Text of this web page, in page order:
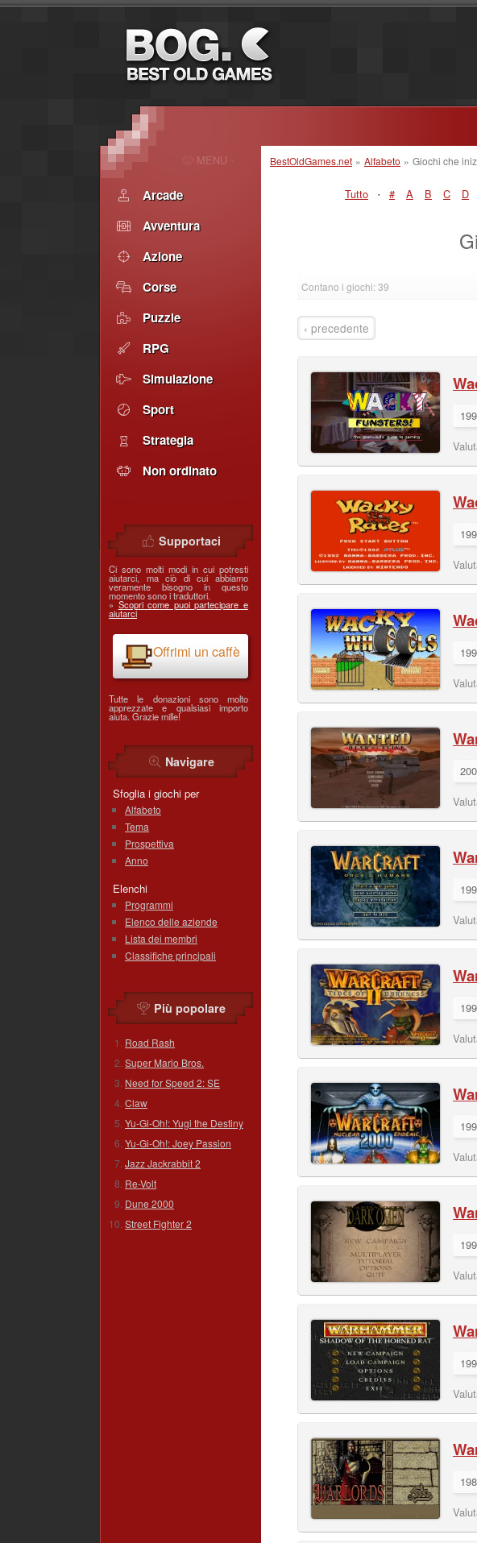
BestOldGames.net » Alfabeto » Giochi che
Tutto · # A B C D
Contano i giochi: 39
‹ precedente
MENU
Arcade
Avventura
Azione
Corse
Puzzle
RPG
Simulazione
Sport
Strategia
Non ordinato
Supportaci
Ci sono molti modi in cui potresti
aiutarci, ma ciò di cui abbiamo
veramente bisogno in questo
momento sono i traduttori.
» Scopri come puoi partecipare e
aiutarci
Offrimi un caffè
Tutte le donazioni sono molto
apprezzate e qualsiasi importo
aiuta. Grazie mille!
Navigare
Sfoglia i giochi per
Alfabeto
Tema
Prospettiva
Anno
Elenchi
Programmi
Elenco delle aziende
Lista dei membri
Classifiche principali
Più popolare
Road Rash
Super Mario Bros.
Need for Speed 2: SE
Claw
Yu-Gi-Oh!: Yugi the Destiny
Yu-Gi-Oh!: Joey Passion
Jazz Jackrabbit 2
Re-Volt
Dune 2000
Street Fighter 2